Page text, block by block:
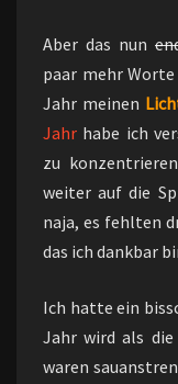
Aber das nun
paar mehr
Jahr meinen
Jahr habe ich
zu
weiter auf die
naja, es fehlten
das ich dankbar
Ich hatte ein
Jahr wird als die
waren